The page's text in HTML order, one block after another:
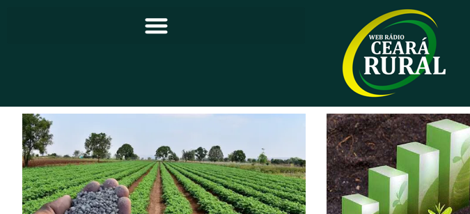
Notícias
Programação
Equipe